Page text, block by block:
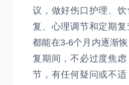
议，做好伤口护理、
复、心理调节和定期
都能在3-6个月内逐渐
复期间，不必过度焦虑
节，有任何疑问或不